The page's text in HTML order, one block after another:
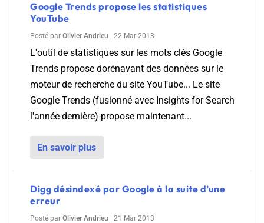
Google Trends propose les statistiques
YouTube
Posté par Olivier Andrieu 22 Mar 2013
L'outil de statistiques sur les mots clés Google
Trends propose dorénavant des données sur le
moteur de recherche du site YouTube... Le site
Google Trends (fusionné avec Insights for Search
l'année dernière) propose maintenant...
En savoir plus
Digg désindexé par Google à la suite d’une
erreur
Posté par Olivier Andrieu 21 Mar 2013